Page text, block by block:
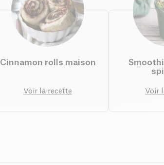
Cinnamon rolls maison
Voir la recette Voir